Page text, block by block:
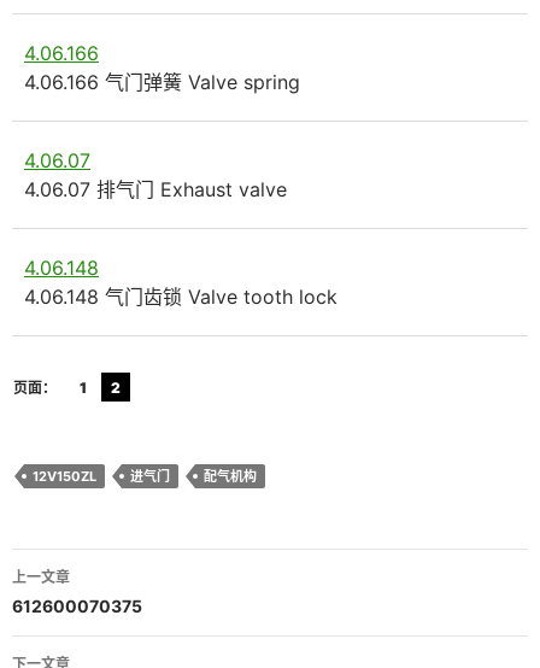
4.06.166
4.06.166 气门弹簧 Valve spring
4.06.07
4.06.07 排气门 Exhaust valve
4.06.148
4.06.148 气门齿锁 Valve tooth lock
页面： 1 2
12V150ZL 进气门 配气机构
文
章
导
上一文章
612600070375
下一文章